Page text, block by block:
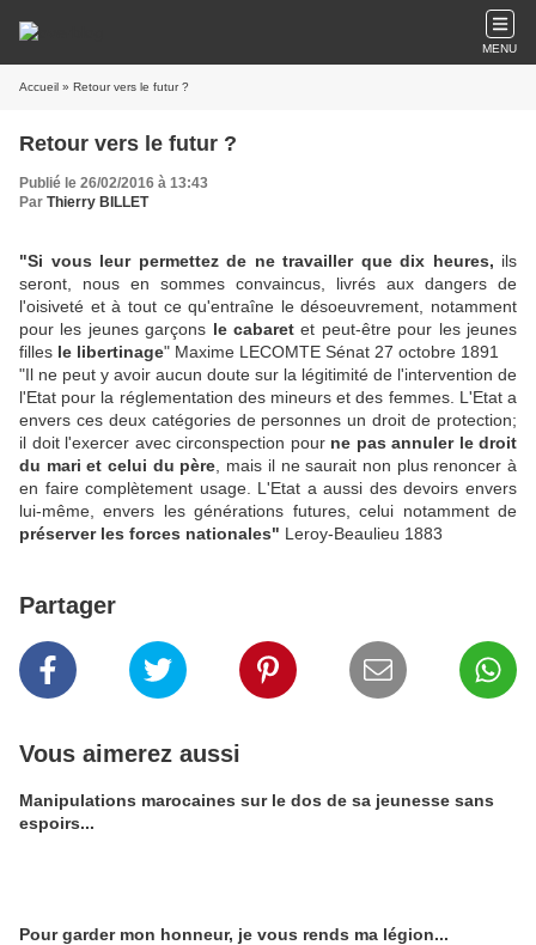
MENU
Accueil » Retour vers le futur ?
Retour vers le futur ?
Publié le 26/02/2016 à 13:43
Par Thierry BILLET
"Si vous leur permettez de ne travailler que dix heures, ils
seront, nous en sommes convaincus, livrés aux dangers de
l'oisiveté et à tout ce qu'entraîne le désoeuvrement, notamment
pour les jeunes garçons le cabaretet peut-être pour les jeunes
filles le libertinage" Maxime LECOMTE Sénat 27 octobre 1891
"Il ne peut y avoir aucun doute sur la légitimité de l'intervention de
l'Etat pour la réglementation des mineurs et des femmes. L'Etat a
envers ces deux catégories de personnes un droit de protection;
il doit l'exercer avec circonspection pourne pas annuler le droit
du mari et celui du père , mais il ne saurait non plus renoncer à
en faire complètement usage. L'Etat a aussi des devoirs envers
lui-même, envers les générations futures, celui notamment de
préserver les forces nationales" Leroy-Beaulieu 1883
Partager
Vous aimerez aussi
Manipulations marocaines sur le dos de sa jeunesse sans
espoirs...
Pour garder mon honneur, je vous rends ma légion...